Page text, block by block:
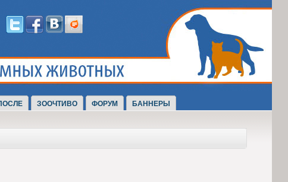
ЗООЧТИВО ФОРУМ БАННЕРЫ